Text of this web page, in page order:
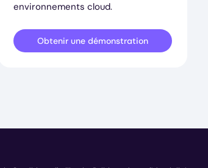
environnements cloud.
Obtenir une démonstration